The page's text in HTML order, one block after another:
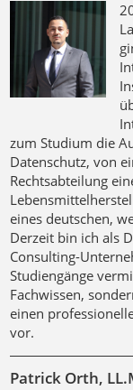
zum Studium die
Datenschutz, von
Rechtsabteilung
eines deutschen,
Derzeit bin ich als
Consulting-
Studiengänge
Fachwissen,
einen
vor.
Patrick Orth,